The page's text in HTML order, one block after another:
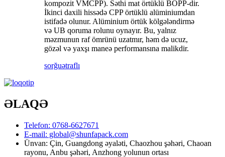
kompozit VMCPP). Səthi mat örtüklü BOPP-dir.
İkinci daxili hissədə CPP örtüklü alüminiumdan
istifadə olunur. Alüminium örtük kölgələndirmə
və UB qoruma rolunu oynayır. Bu, yalnız
məzmunun raf ömrünü uzatmır, həm də ucuz,
gözəl və yaxşı maneə performansına malikdir.
sorğuətraflı
ƏLAQƏ
Telefon: 0768-6627671
E-mail: global@shunfapack.com
Ünvan: Çin, Guangdong əyaləti, Chaozhou şəhəri, Chaoan
rayonu, Anbu şəhəri, Anzhong yolunun ortası